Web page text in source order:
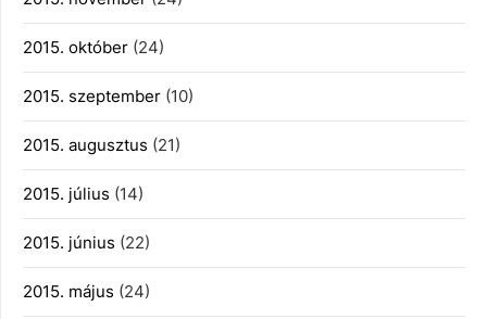
2015. október (24)
2015. szeptember (10)
2015. augusztus (21)
2015. július (14)
2015. június (22)
2015. május (24)